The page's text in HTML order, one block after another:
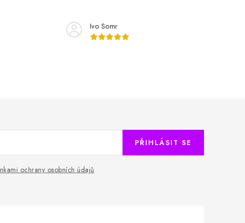
Ivo Somr
ochrany osobních údajů
PŘIHLÁSIT SE